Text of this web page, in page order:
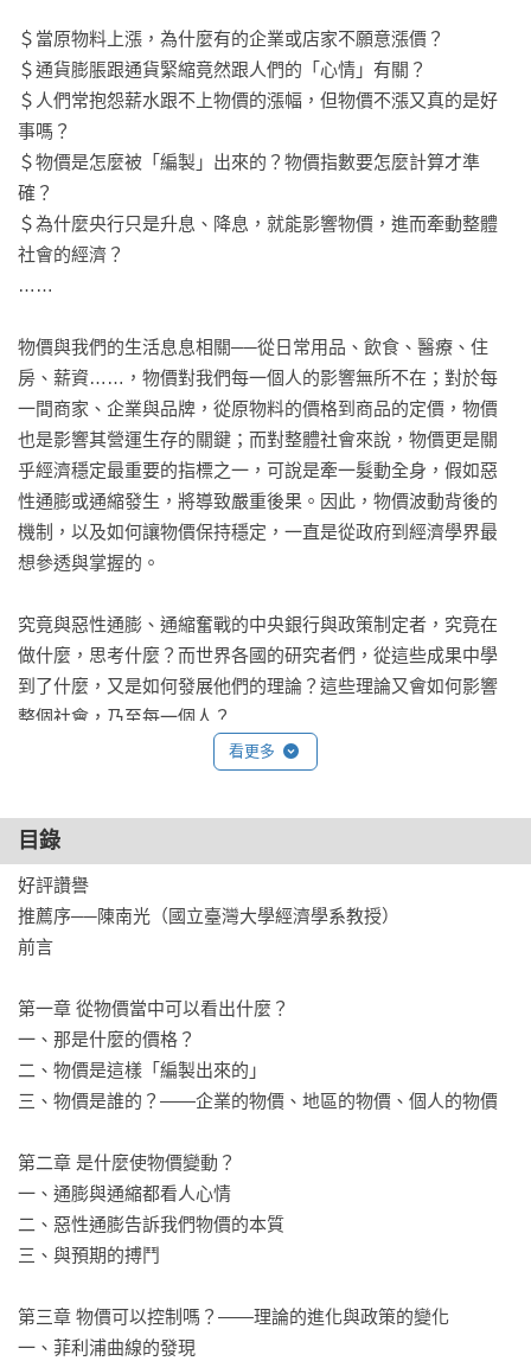
＄當原物料上漲，為什麼有的企業或店家不願意漲價？
＄通貨膨脹跟通貨緊縮竟然跟人們的「心情」有關？
＄人們常抱怨薪水跟不上物價的漲幅，但物價不漲又真的是好
事嗎？
＄物價是怎麼被「編製」出來的？物價指數要怎麼計算才準
確？
＄為什麼央行只是升息、降息，就能影響物價，進而牽動整體
社會的經濟？
……
物價與我們的生活息息相關──從日常用品、飲食、醫療、住
房、薪資……，物價對我們每一個人的影響無所不在；對於每
一間商家、企業與品牌，從原物料的價格到商品的定價，物價
也是影響其營運生存的關鍵；而對整體社會來說，物價更是關
乎經濟穩定最重要的指標之一，可說是牽一髮動全身，假如惡
性通膨或通縮發生，將導致嚴重後果。因此，物價波動背後的
機制，以及如何讓物價保持穩定，一直是從政府到經濟學界最
想參透與掌握的。
究竟與惡性通膨、通縮奮戰的中央銀行與政策制定者，究竟在
做什麼，思考什麼？而世界各國的研究者們，從這些成果中學
到了什麼，又是如何發展他們的理論？這些理論又會如何影響
整個社會，乃至每一個人？
透過日常實例，深入淺出介紹至今經濟學界的物價理論研究成
果，深刻描寫與我們的生活密切關聯的「物價經濟學」是如何
看更多
目錄
好評讚譽
推薦序──陳南光（國立臺灣大學經濟學系教授）
前言
第一章 從物價當中可以看出什麼？
一、那是什麼的價格？
二、物價是這樣「編製出來的」
三、物價是誰的？——企業的物價、地區的物價、個人的物價
第二章 是什麼使物價變動？
一、通膨與通縮都看人心情
二、惡性通膨告訴我們物價的本質
三、與預期的搏鬥
第三章 物價可以控制嗎？——理論的進化與政策的變化
一、菲利浦曲線的發現